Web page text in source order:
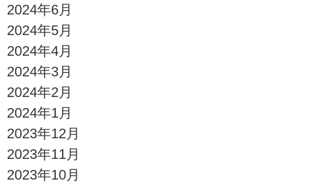
2024年6月
2024年5月
2024年4月
2024年3月
2024年2月
2024年1月
2023年12月
2023年11月
2023年10月